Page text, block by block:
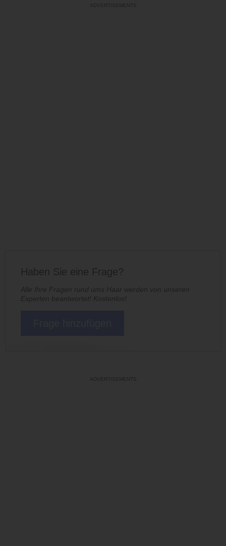
Haben Sie eine Frage?
Alle Ihre Fragen rund ums Haar werden von unseren
Experten beantwortet! Kostenlos!